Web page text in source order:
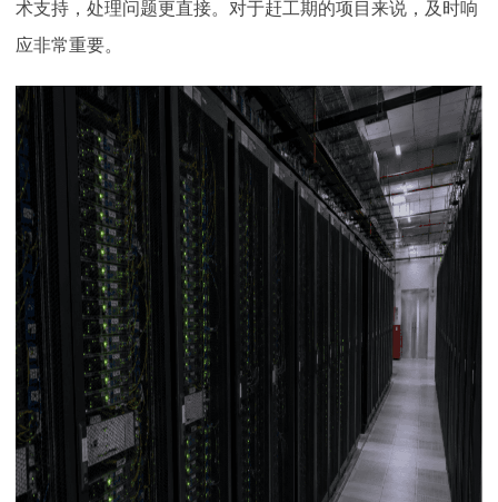
术支持，处理问题更直接。对于赶工期的项目来说，及时响
应非常重要。